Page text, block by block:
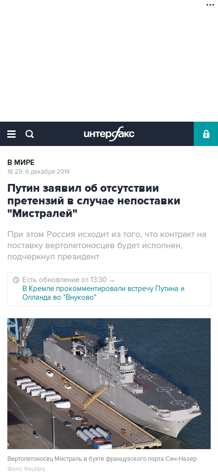
В МИРЕ
18:29, 6 декабря 2014
Путин заявил об отсутствии
претензий в случае непоставки
"Мистралей"
При этом Россия исходит из того, что контракт на
поставку вертолетоносцев будет исполнен,
подчеркнул президент
Есть обновление от 13:30 →
В Кремле прокомментировали встречу Путина и
Олланда во "Внуково"
Вертолетоносец Мистраль в бухте французского порта Сен-Назер
Фото: Reuters